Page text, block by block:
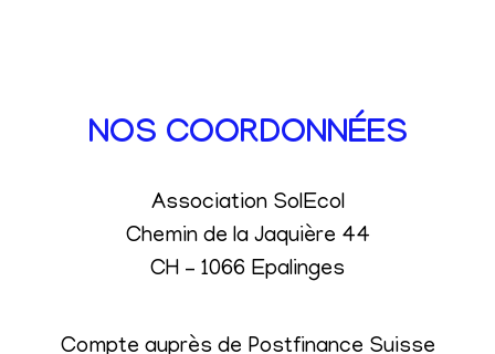
NOS COORDONNÉES
Association SolEcol
Chemin de la Jaquière 44
CH – 1066 Epalinges
Compte auprès de Postfinance Suisse